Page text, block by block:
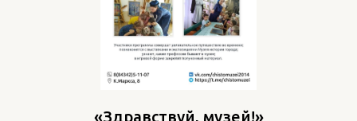
«Здравствуй, музей!»